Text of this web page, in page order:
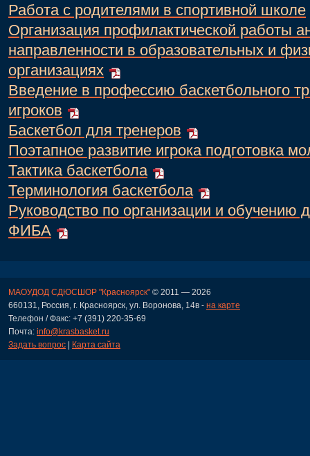
Работа с родителями в спортивной школе
Организация профилактической работы
направленности в образовательных и
организациях
Введение в профессию баскетбольного
игроков
Баскетбол для тренеров
Поэтапное развитие игрока подготовка
Тактика баскетбола
Терминология баскетбола
Руководство по организации и обучению
ФИБА
МАОУДОД СДЮСШОР "Красноярск" © 2011 — 2026
660131, Россия, г. Красноярск, ул. Воронова, 14в - на карте
Телефон / Факс: +7 (391) 220-35-69
Почта: info@krasbasket.ru
Задать вопрос | Карта сайта